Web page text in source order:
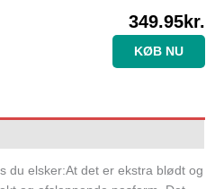
349.95kr.
KØB NU
du elsker:At det er ekstra blødt og